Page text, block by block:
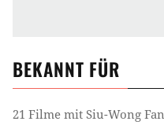
BEKANNT FÜR
21 Filme mit Siu-Wong Fan